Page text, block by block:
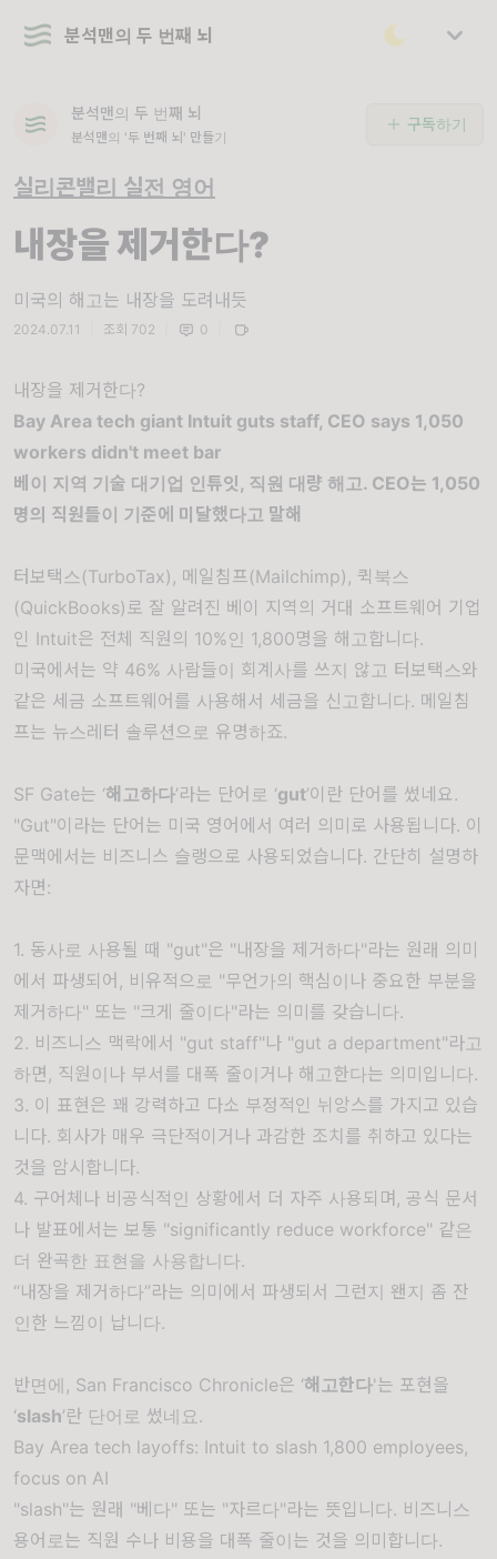
분석맨의 두 번째 뇌
분석맨의 두 번째 뇌
분석맨의 '두 번째 뇌' 만들기
구독하기
실리콘밸리 실전 영어
내장을 제거한다?
미국의 해고는 내장을 도려내듯
2024.07.11 조회 702 0
내장을 제거한다?
Bay Area tech giant Intuit guts staff, CEO says 1,050
workers didn't meet bar
베이 지역 기술 대기업 인튜잇, 직원 대량 해고. CEO는 1,050
명의 직원들이 기준에 미달했다고 말해
터보택스(TurboTax), 메일침프(Mailchimp), 퀵북스
(QuickBooks)로 잘 알려진 베이 지역의 거대 소프트웨어 기업
인 Intuit은 전체 직원의 10%인 1,800명을 해고합니다.
미국에서는 약 46% 사람들이 회계사를 쓰지 않고 터보택스와
같은 세금 소프트웨어를 사용해서 세금을 신고합니다. 메일침
프는 뉴스레터 솔루션으로 유명하죠.
SF Gate는 ‘해고하다’라는 단어로 ‘gut’이란 단어를 썼네요.
"Gut"이라는 단어는 미국 영어에서 여러 의미로 사용됩니다. 이
문맥에서는 비즈니스 슬랭으로 사용되었습니다. 간단히 설명하
자면:
1. 동사로 사용될 때 "gut"은 "내장을 제거하다"라는 원래 의미
에서 파생되어, 비유적으로 "무언가의 핵심이나 중요한 부분을
제거하다" 또는 "크게 줄이다"라는 의미를 갖습니다.
2. 비즈니스 맥락에서 "gut staff"나 "gut a department"라고
하면, 직원이나 부서를 대폭 줄이거나 해고한다는 의미입니다.
3. 이 표현은 꽤 강력하고 다소 부정적인 뉘앙스를 가지고 있습
니다. 회사가 매우 극단적이거나 과감한 조치를 취하고 있다는
것을 암시합니다.
4. 구어체나 비공식적인 상황에서 더 자주 사용되며, 공식 문서
나 발표에서는 보통 "significantly reduce workforce" 같은
더 완곡한 표현을 사용합니다.
“내장을 제거하다”라는 의미에서 파생되서 그런지 왠지 좀 잔
인한 느낌이 납니다.
반면에, San Francisco Chronicle은 ‘해고한다'는 포현을
‘slash’란 단어로 썼네요.
Bay Area tech layoffs: Intuit to slash 1,800 employees,
focus on AI
"slash"는 원래 "베다" 또는 "자르다"라는 뜻입니다. 비즈니스
용어로는 직원 수나 비용을 대폭 줄이는 것을 의미합니다.